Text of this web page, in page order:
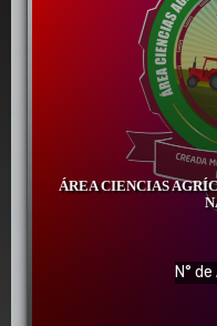
ÁREA CIENCIAS
N°